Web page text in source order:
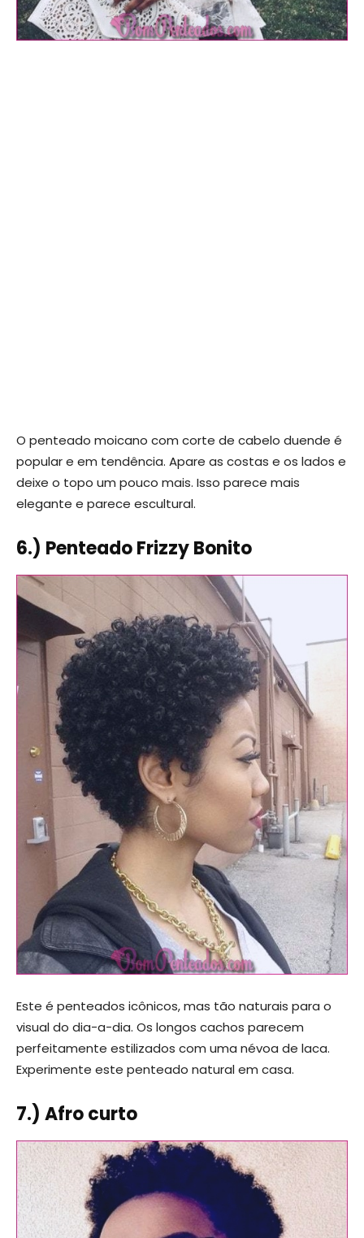
O penteado moicano com corte de cabelo duende é
popular e em tendência. Apare as costas e os lados e
deixe o topo um pouco mais. Isso parece mais
elegante e parece escultural.
6.) Penteado Frizzy Bonito
Este é penteados icônicos, mas tão naturais para o
visual do dia-a-dia. Os longos cachos parecem
perfeitamente estilizados com uma névoa de laca.
Experimente este penteado natural em casa.
7.) Afro curto